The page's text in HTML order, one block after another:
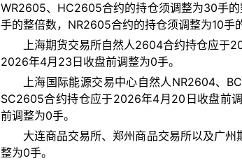
WR2605、HC2605合约的持仓须调整为30手
手的整倍数，NR2605合约的持仓须调整为10手
上海期货交易所自然人2604合约持仓应于
2026年4月23日收盘前调整为0手。
上海国际能源交易中心自然人NR2604、
SC2605合约持仓应于2026年4月20日收盘前
前调整为0手。
大连商品交易所、郑州商品交易所以及广
整为0手。